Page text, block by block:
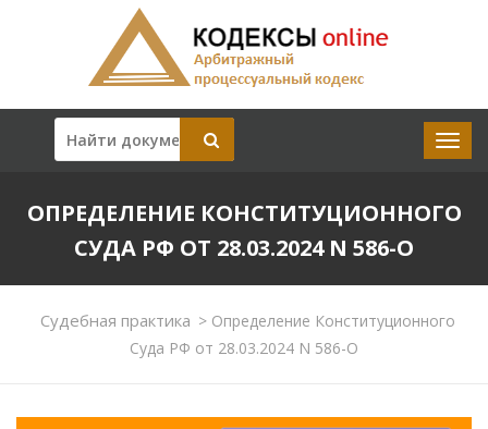
ОПРЕДЕЛЕНИЕ КОНСТИТУЦИОННОГО
СУДА РФ ОТ 28.03.2024 N 586-О
Судебная практика > Определение Конституционного
Суда РФ от 28.03.2024 N 586-О